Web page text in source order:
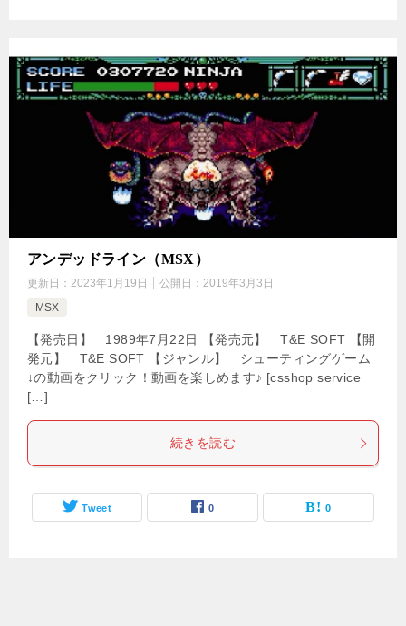
アンデッドライン（MSX）
更新日： 2023年1月19日 公開日： 2019年3月3日
MSX
【発売日】 1989年7月22日 【発売元】 T&E SOFT 【開
発元】 T&E SOFT 【ジャンル】 シューティングゲーム
↓の動画をクリック！動画を楽しめます♪ [csshop service
[…]
続きを読む
Tweet 0 0